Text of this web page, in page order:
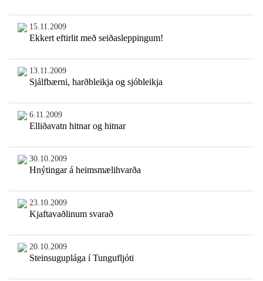
15.11.2009
Ekkert eftirlit með seiðasleppingum!
13.11.2009
Sjálfbærni, harðbleikja og sjóbleikja
6.11.2009
Elliðavatn hitnar og hitnar
30.10.2009
Hnýtingar á heimsmælihvarða
23.10.2009
Kjaftavaðlinum svarað
20.10.2009
Steinsuguplága í Tungufljóti